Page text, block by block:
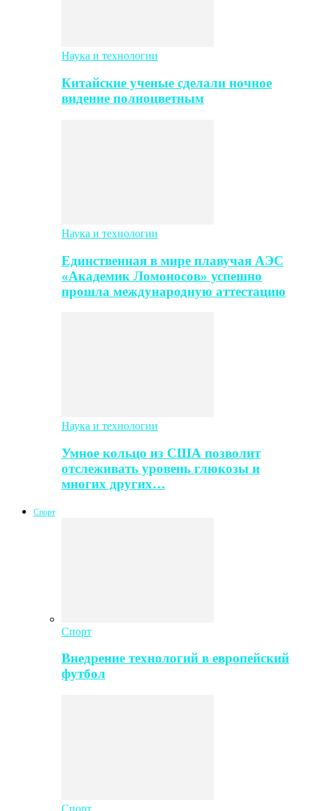
Наука и технологии
Китайские ученые сделали ночное
видение полноцветным
Наука и технологии
Единственная в мире плавучая АЭС
«Академик Ломоносов» успешно
прошла международную аттестацию
Наука и технологии
Умное кольцо из США позволит
отслеживать уровень глюкозы и
многих других…
Спорт
Спорт
Внедрение технологий в европейский
футбол